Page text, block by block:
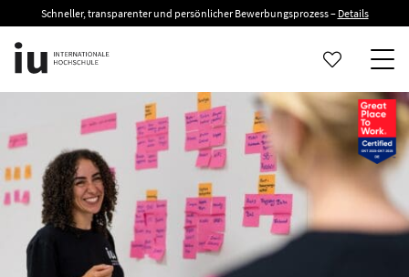
Schneller, transparenter und persönlicher Bewerbungsprozess – Details